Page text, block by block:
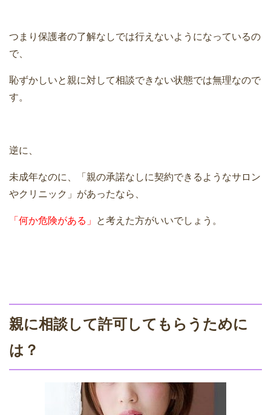
つまり保護者の了解なしでは行えないようになっているの
で、
恥ずかしいと親に対して相談できない状態では無理なので
す。
逆に、
未成年なのに、「親の承諾なしに契約できるようなサロン
やクリニック」があったなら、
「何か危険がある」 と考えた方がいいでしょう。
親に相談して許可してもらうために
は？